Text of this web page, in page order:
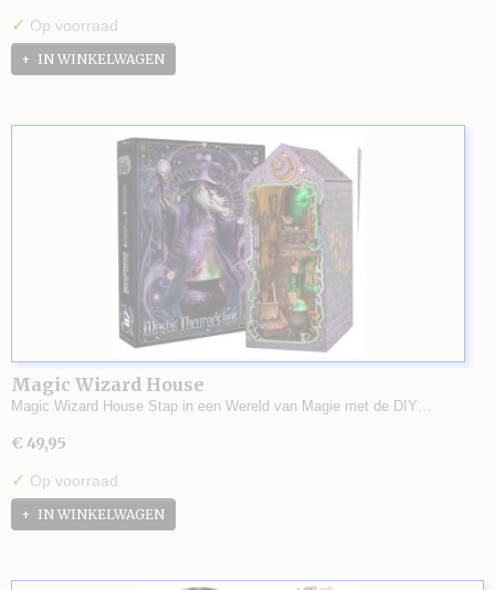
✓ Op voorraad
IN WINKELWAGEN
Magic Wizard House
Magic Wizard House Stap in een Wereld van Magie met de DIY…
€ 49,95
✓ Op voorraad
IN WINKELWAGEN